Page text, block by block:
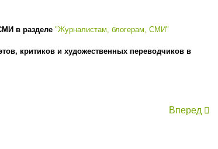
в разделе "Журналистам, блогерам, СМИ"
критиков и художественных переводчиков в
Вперед